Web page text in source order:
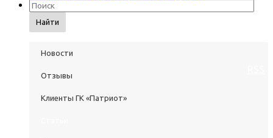
Найти
Новости
Отзывы
Клиенты ГК «Патриот»